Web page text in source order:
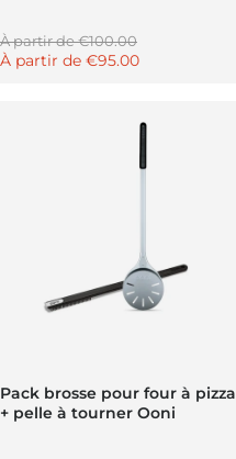
Prix régulier
À partir de€100.00
Prix promotionnel
À partir de €95.00
Pack brosse pour four à pizza
+ pelle à tourner Ooni